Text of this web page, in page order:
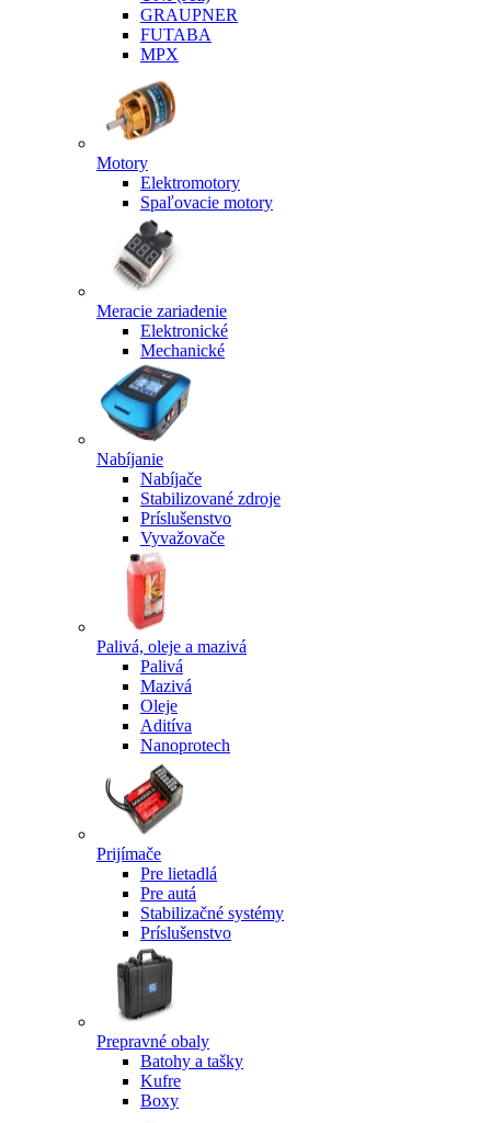
GRAUPNER
FUTABA
MPX
Motory
Elektromotory
Spaľovacie motory
Meracie zariadenie
Elektronické
Mechanické
Nabíjanie
Nabíjače
Stabilizované zdroje
Príslušenstvo
Vyvažovače
Palivá, oleje a mazivá
Palivá
Mazivá
Oleje
Aditíva
Nanoprotech
Prijímače
Pre lietadlá
Pre autá
Stabilizačné systémy
Príslušenstvo
Prepravné obaly
Batohy a tašky
Kufre
Boxy